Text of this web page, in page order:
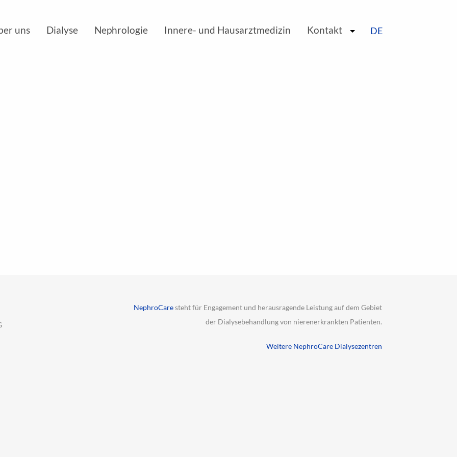
uns Dialyse Nephrologie Innere- und Hausarztmedizin Kontakt
DE
NephroCaresteht für Engagement und herausragende Leistung auf dem Gebiet
der Dialysebehandlung von nierenerkrankten Patienten.
Weitere NephroCare Dialysezentren